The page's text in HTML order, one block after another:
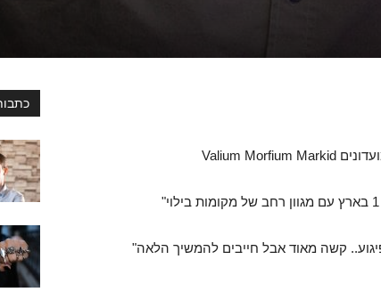
קשה מאוד אבל חייבים להמשיך הלאה"